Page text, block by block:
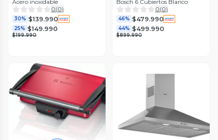
Acero inoxidable
0(0)
30% $139.990
25% $149.990
$199.990
Bosch 6 Cubiertos Blanco
0(0)
46% $479.990
44% $499.990
$899.990